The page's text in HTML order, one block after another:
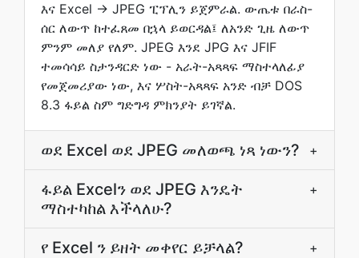
እና Excel → JPEG ፒፕሊን ይጀምራል. ውጤቱ በራስ-
ሰር ለውጥ ከተፈጸመ በኋላ ይወርዳል፤ ለአንድ ጊዜ ለውጥ
ምንም መለያ የለም. JPEG እንደ JPG እና JFIF
ተመሳሳይ ስታንዳርድ ነው - አራት-አጻጻፍ ማስተላለፊያ
የመጀመሪያው ነው, እና ሦስት-አጻጻፍ አንድ ብቻ DOS
8.3 ፋይል ስም ግድግዳ ምክንያት ይገኛል.
ወደ Excel ወደ JPEG መለወጫ ነጻ ነውን? +
ፋይል Excelን ወደ JPEG እንዴት
ማስተካከል እችላለሁ?
+
የ Excel ን ይዘት መቀየር ይቻላል? +